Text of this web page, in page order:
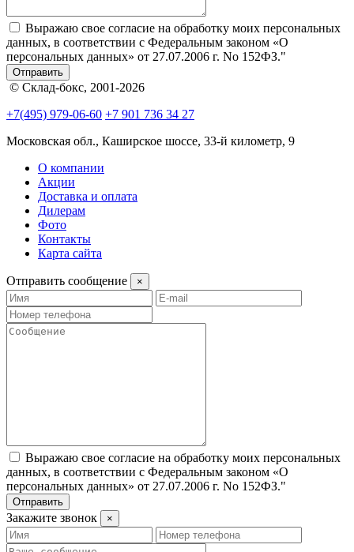
Выражаю свое согласие на обработку моих персональных
данных, в соответствии с Федеральным законом «О
персональных данных» от 27.07.2006 г. No 152­ФЗ."
Отправить
© Склад-бокс, 2001-2026
+7(495) 979-06-60 +7 901 736 34 27
Московская обл., Каширское шоссе, 33-й километр, 9
О компании
Акции
Доставка и оплата
Дилерам
Фото
Контакты
Карта сайта
Отправить сообщение ×
Выражаю свое согласие на обработку моих персональных
данных, в соответствии с Федеральным законом «О
персональных данных» от 27.07.2006 г. No 152­ФЗ."
Отправить
Закажите звонок ×